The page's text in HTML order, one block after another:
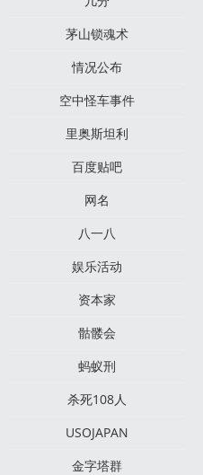
茅山锁魂术
情况公布
空中怪车事件
里奥斯坦利
百度贴吧
网名
八一八
娱乐活动
资本家
骷髅会
蚂蚁刑
杀死108人
USOJAPAN
金字塔群